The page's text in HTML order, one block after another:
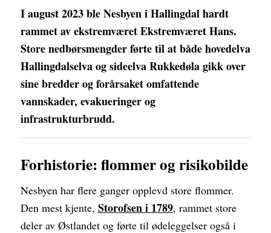
I august 2023 ble Nesbyen i Hallingdal hardt
rammet av ekstremværet Ekstremværet Hans.
Store nedbørsmengder førte til at både hovedelva
Hallingdalselva og sideelva Rukkedøla gikk over
sine bredder og forårsaket omfattende
vannskader, evakueringer og
infrastrukturbrudd.
Forhistorie: flommer og risikobilde
Nesbyen har flere ganger opplevd store flommer.
Den mest kjente, Storofsen i 1789, rammet store
deler av Østlandet og førte til ødeleggelser også i